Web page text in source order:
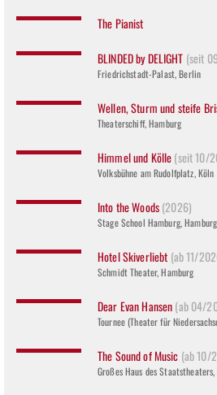
The Pianist
BLINDED by DELIGHT (seit
Friedrichstadt-Palast, Berlin
Wellen, Sturm und steife
Theaterschiff, Hamburg
Himmel und Kölle(seit 10/
Volksbühne am Rudolfplatz, Köln
Into the Woods(2026)
Stage School Hamburg, Hamburg
Hotel Skiverliebt (ab 11/
Schmidt Theater, Hamburg
Dear Evan Hansen(ab 04/
Tournee (Theater für
The Sound of Music (ab 10/
Großes Haus des